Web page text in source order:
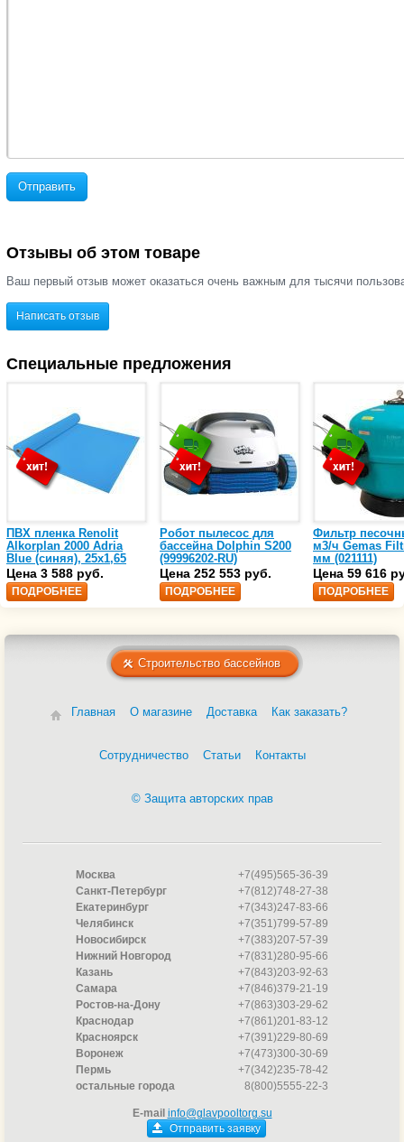
Отправить
Отзывы об этом товаре
Ваш первый отзыв может оказаться очень важным для тысячи
Написать отзыв
Специальные предложения
ПВХ пленка Renolit
Alkorplan 2000 Adria
Blue (синяя), 25х1,65
(35216203)
Цена 3 588 руб.
ПОДРОБНЕЕ
Робот пылесос для
бассейна Dolphin S200
(99996202-RU)
Цена 252 553 руб.
ПОДРОБНЕЕ
Фильтр
м3/ч Gemas
мм (021111)
Цена 59 616
ПОДРОБНЕЕ
Строительство бассейнов
Главная О магазине Доставка Как заказать?
Сотрудничество Статьи Контакты
© Защита авторских прав
Москва
+7(495)565-36-39
Санкт-Петербург
+7(812)748-27-38
Екатеринбург
+7(343)247-83-66
Челябинск
+7(351)799-57-89
Новосибирск
+7(383)207-57-39
Нижний Новгород
+7(831)280-95-66
Казань
+7(843)203-92-63
Самара
+7(846)379-21-19
Ростов-на-Дону
+7(863)303-29-62
Краснодар
+7(861)201-83-12
Красноярск
+7(391)229-80-69
Воронеж
+7(473)300-30-69
Пермь
+7(342)235-78-42
остальные города
8(800)5555-22-3
E-mail info@glavpooltorg.su
Отправить заявку